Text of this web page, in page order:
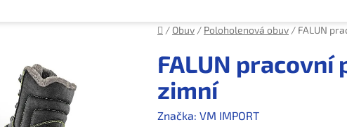
Domů
/ Obuv / Poloholenová obuv / FALUN
FALUN
zimní
Značka: VM IMPORT